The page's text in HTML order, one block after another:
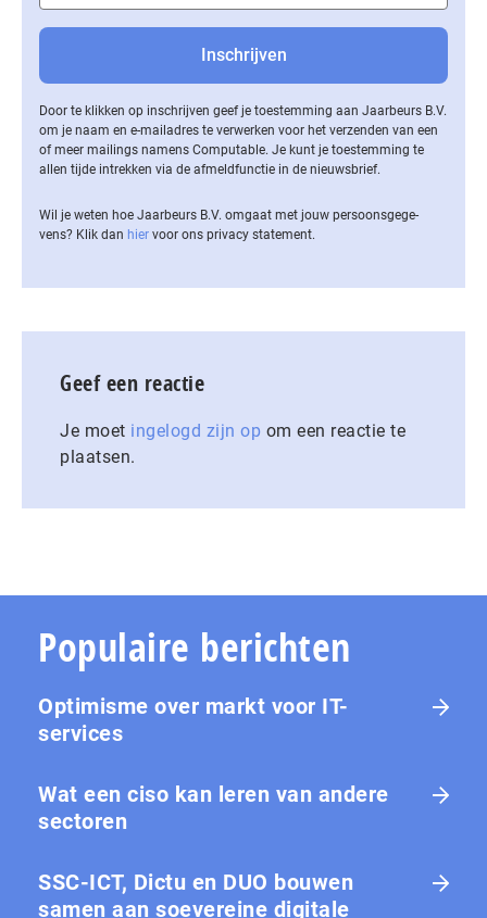
Door te klikken op inschrijven geef je toestemming aan Jaarbeurs B.V.
om je naam en e-mailadres te verwerken voor het verzenden van een
of meer mailings namens Computable. Je kunt je toestemming te
allen tijde intrekken via de af­meld­func­tie in de nieuwsbrief.
Wil je weten hoe Jaarbeurs B.V. omgaat met jouw per­soons­ge­ge­
vens? Klik dan hier voor ons privacy statement.
Geef een reactie
Je moet ingelogd zijn op om een reactie te
plaatsen.
Populaire berichten
Optimisme over markt voor IT-
services
Wat een ciso kan leren van andere
sectoren
SSC-ICT, Dictu en DUO bouwen
samen aan soevereine digitale